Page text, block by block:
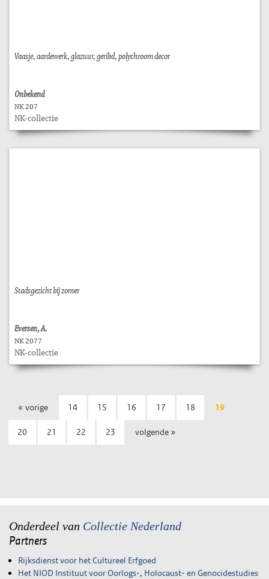
Vaasje, aardewerk, glazuur, geribd, polychroom decor
Onbekend
NK 207
NK-collectie
Stadsgezicht bij zomer
Eversen, A.
NK 2077
NK-collectie
« vorige 14 15 16 17 18 19
20 21 22 23 volgende »
Onderdeel van Collectie Nederland
Partners
Rijksdienst voor het Cultureel Erfgoed
Het NIOD Instituut voor Oorlogs-, Holocaust- en Genocidestudies